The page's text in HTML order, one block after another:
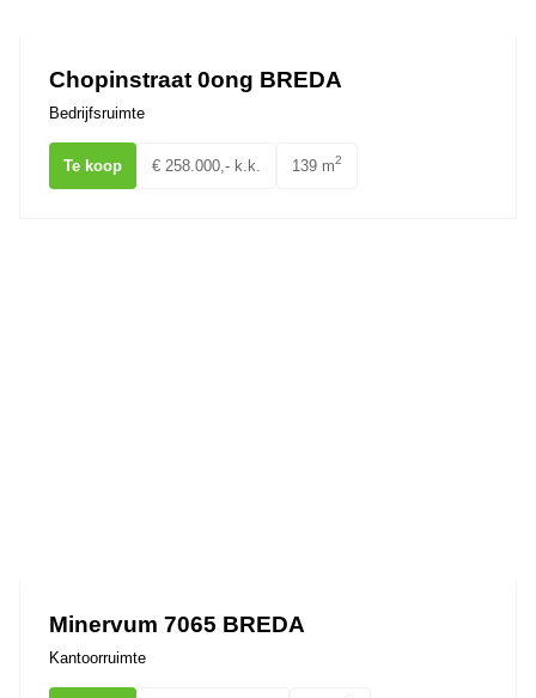
Chopinstraat 0ong BREDA
Bedrijfsruimte
Te koop € 258.000,- k.k. 139 m2
Minervum 7065 BREDA
Kantoorruimte